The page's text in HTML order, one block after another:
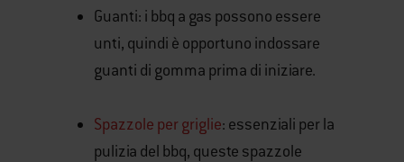
Guanti: i bbq a gas possono essere
unti, quindi è opportuno indossare
guanti di gomma prima di iniziare.
Spazzole per griglie: essenziali per la
pulizia del bbq, queste spazzole